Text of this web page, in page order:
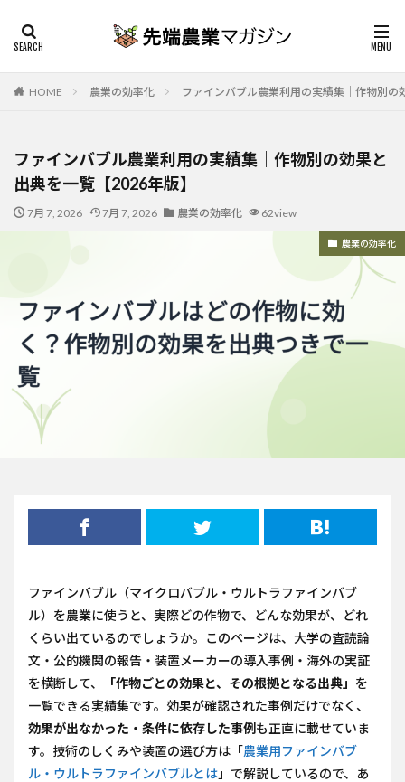
HOME 農業の効率化 ファインバブル農業利用の実績集｜作物別
ファインバブル農業利用の実績集｜作物別の効果と
出典を一覧【2026年版】
7月 7, 2026 7月 7, 2026 農業の効率化 62view
農業の効率化
ファインバブル（マイクロバブル・ウルトラファインバブ
ル）を農業に使うと、実際どの作物で、どんな効果が、どれ
くらい出ているのでしょうか。このページは、大学の査読論
文・公的機関の報告・装置メーカーの導入事例・海外の実証
を横断して、
「作物ごとの効果と、その根拠となる出典」 を
一覧できる実績集です。効果が確認された事例だけでなく、
効果が出なかった・条件に依存した事例 も正直に載せていま
す。技術のしくみや装置の選び方は「農業用ファインバブ
ル・ウルトラファインバブルとは」で解説しているので、あ